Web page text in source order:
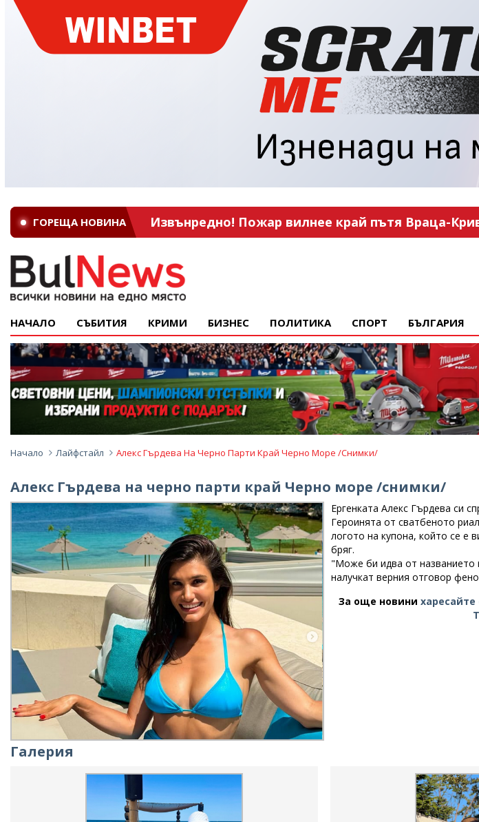
ГОРЕЩА НОВИНА Извънредно! Пожар вилнее край пътя Враца-
НАЧАЛО СЪБИТИЯ КРИМИ БИЗНЕС ПОЛИТИКА СПОРТ БЪЛГАРИЯ
Начало Лайфстайл Алекс Гърдева На Черно Парти Край Черно Море /снимки/
Алекс Гърдева на черно парти край Черно море /снимки/
Ергенката Алекс Гърдева си
Героинята от сватбеното
логото на купона, който се е
бряг.
"Може би идва от названието
налучкат верния отговор
За още новини
Галерия